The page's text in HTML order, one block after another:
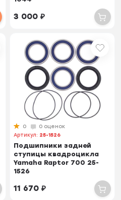
3 000₽
0
0 оценок
Артикул: 25-1526
Подшипники задней
ступицы квадроцикла
Yamaha Raptor 700 25-
1526
11 670₽